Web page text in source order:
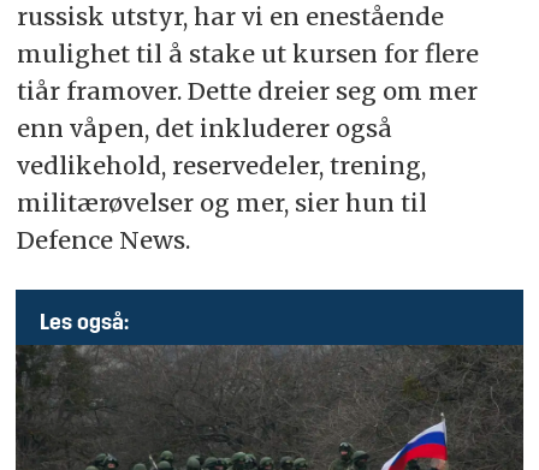
russisk utstyr, har vi en enestående
mulighet til å stake ut kursen for flere
tiår framover. Dette dreier seg om mer
enn våpen, det inkluderer også
vedlikehold, reservedeler, trening,
militærøvelser og mer, sier hun til
Defence News.
Les også: